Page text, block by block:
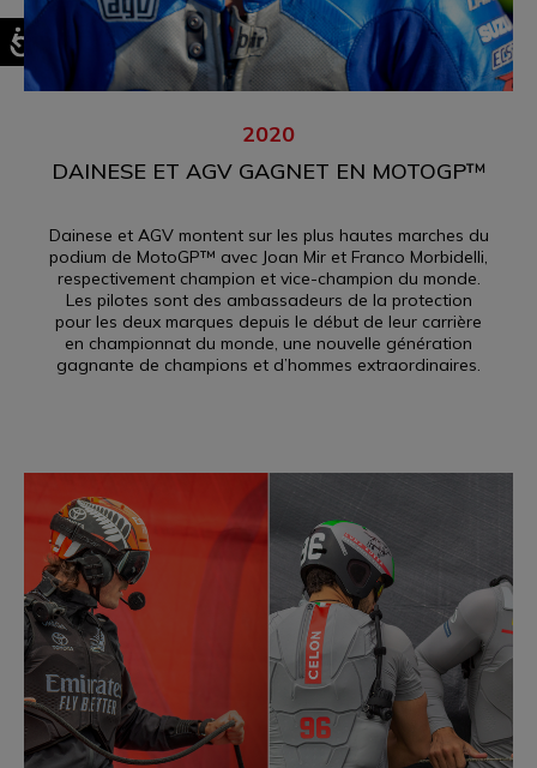
2020
DAINESE ET AGV GAGNET EN MOTOGP™
Dainese et AGV montent sur les plus hautes marches du
podium de MotoGP™ avec Joan Mir et Franco Morbidelli,
respectivement champion et vice-champion du monde.
Les pilotes sont des ambassadeurs de la protection
pour les deux marques depuis le début de leur carrière
en championnat du monde, une nouvelle génération
gagnante de champions et d’hommes extraordinaires.